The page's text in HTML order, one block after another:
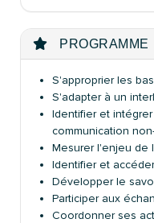
PROGRAMME
S'approprier les
S'adapter à un
Identifier et
communication
Mesurer l'enjeu de
Identifier et
Développer le
Participer aux
Coordonner ses